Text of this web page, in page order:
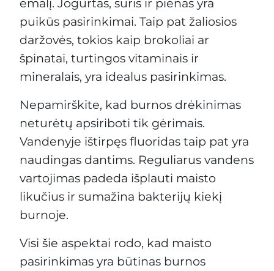
puikūs pasirinkimai. Taip pat žaliosios
daržovės, tokios kaip brokoliai ar
špinatai, turtingos vitaminais ir
mineralais, yra idealus pasirinkimas.
Nepamirškite, kad burnos drėkinimas
neturėtų apsiriboti tik gėrimais.
Vandenyje ištirpęs fluoridas taip pat yra
naudingas dantims. Reguliarus vandens
vartojimas padeda išplauti maisto
likučius ir sumažina bakterijų kiekį
burnoje.
Visi šie aspektai rodo, kad maisto
pasirinkimas yra būtinas burnos